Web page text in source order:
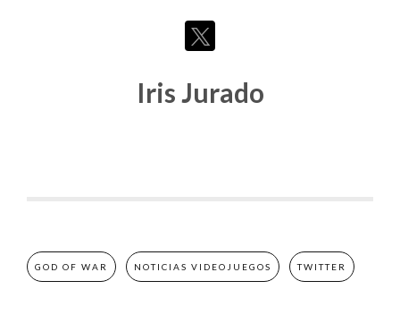
Iris Jurado
GOD OF WAR NOTICIAS VIDEOJUEGOS TWITTER